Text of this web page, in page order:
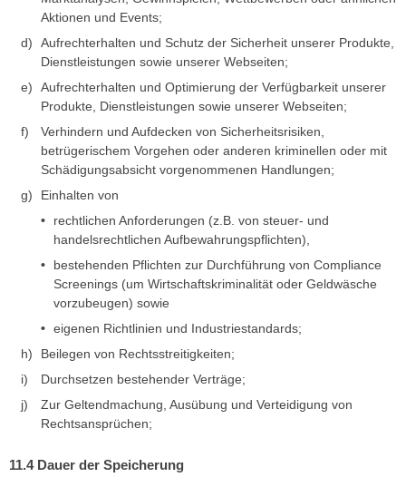
Aktionen und Events;
Aufrechterhalten und Schutz der Sicherheit unserer Produkte,
Dienstleistungen sowie unserer Webseiten;
Aufrechterhalten und Optimierung der Verfügbarkeit unserer
Produkte, Dienstleistungen sowie unserer Webseiten;
Verhindern und Aufdecken von Sicherheitsrisiken,
betrügerischem Vorgehen oder anderen kriminellen oder mit
Schädigungsabsicht vorgenommenen Handlungen;
Einhalten von
rechtlichen Anforderungen (z.B. von steuer- und
handelsrechtlichen Aufbewahrungspflichten),
bestehenden Pflichten zur Durchführung von Compliance
Screenings (um Wirtschaftskriminalität oder Geldwäsche
vorzubeugen) sowie
eigenen Richtlinien und Industriestandards;
Beilegen von Rechtsstreitigkeiten;
Durchsetzen bestehender Verträge;
Zur Geltendmachung, Ausübung und Verteidigung von
Rechtsansprüchen;
Dauer der Speicherung